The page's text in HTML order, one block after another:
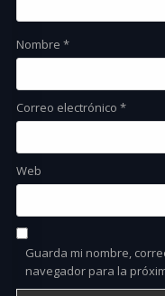
Nombre*
Correo electrónico*
Web
Guarda mi nombre,
navegador para la